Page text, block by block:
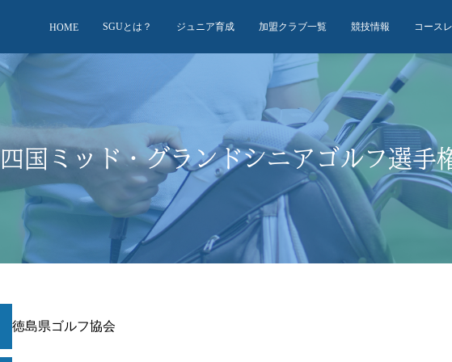
HOME SGUとは？ ジュニア育成 加盟クラブ一覧 競技情報 コース
四国ミッド・グランドシニアゴルフ選手
徳島県ゴルフ協会